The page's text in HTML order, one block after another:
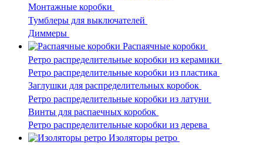
Монтажные коробки
Тумблеры для выключателей
Диммеры
Распаячные коробки
Ретро распределительные коробки из керамики
Ретро распределительные коробки из пластика
Заглушки для распределительных коробок
Ретро распределительные коробки из латуни
Винты для распаечных коробок
Ретро распределительные коробки из дерева
Изоляторы ретро